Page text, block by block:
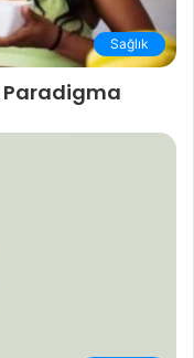
Sağlık
Paradigma